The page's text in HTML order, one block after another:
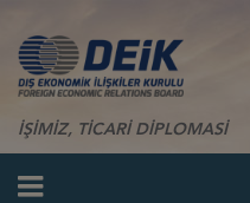
İŞİMİZ, TİCARİ DİPLOMASİ